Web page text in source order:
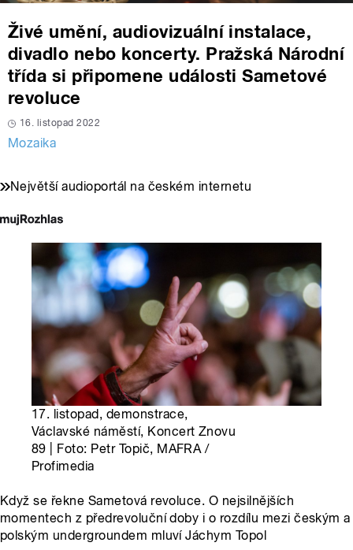
Živé umění, audiovizuální instalace,
divadlo nebo koncerty. Pražská Národní
třída si připomene události Sametové
revoluce
16. listopad 2022
Mozaika
Největší audioportál na českém internetu
17. listopad, demonstrace,
Václavské náměstí, Koncert Znovu
89 | Foto: Petr Topič, MAFRA /
Profimedia
Když se řekne Sametová revoluce. O nejsilnějších
momentech z předrevoluční doby i o rozdílu mezi českým a
polským undergroundem mluví Jáchym Topol